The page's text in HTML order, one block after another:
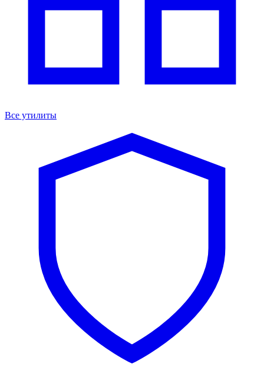
Все утилиты